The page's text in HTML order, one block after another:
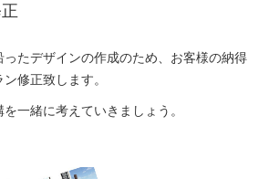
たデザインの作成のため、お客様の納得
修正致します。
一緒に考えていきましょう。